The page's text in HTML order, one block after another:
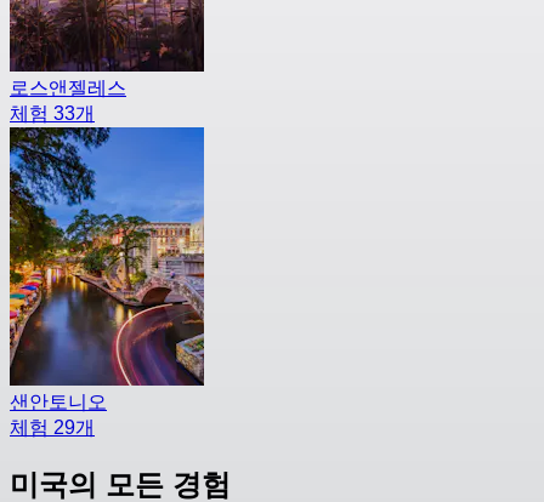
로스앤젤레스
체험 33개
샌안토니오
체험 29개
미국의 모든 경험